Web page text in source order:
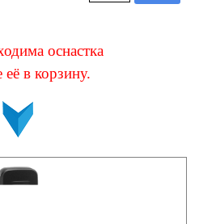
оснастка
её в корзину.